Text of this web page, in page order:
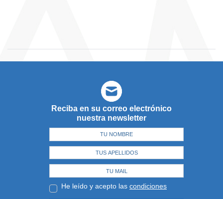
Reciba en su correo electrónico
nuestra newsletter
He leído y acepto las condiciones